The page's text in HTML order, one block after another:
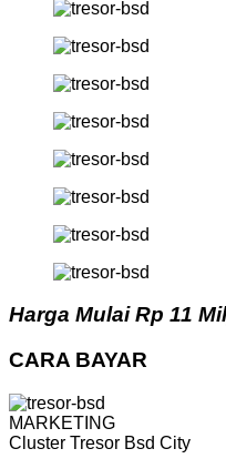
Harga Mulai Rp 11
CARA BAYAR
MARKETING
Cluster Tresor Bsd City